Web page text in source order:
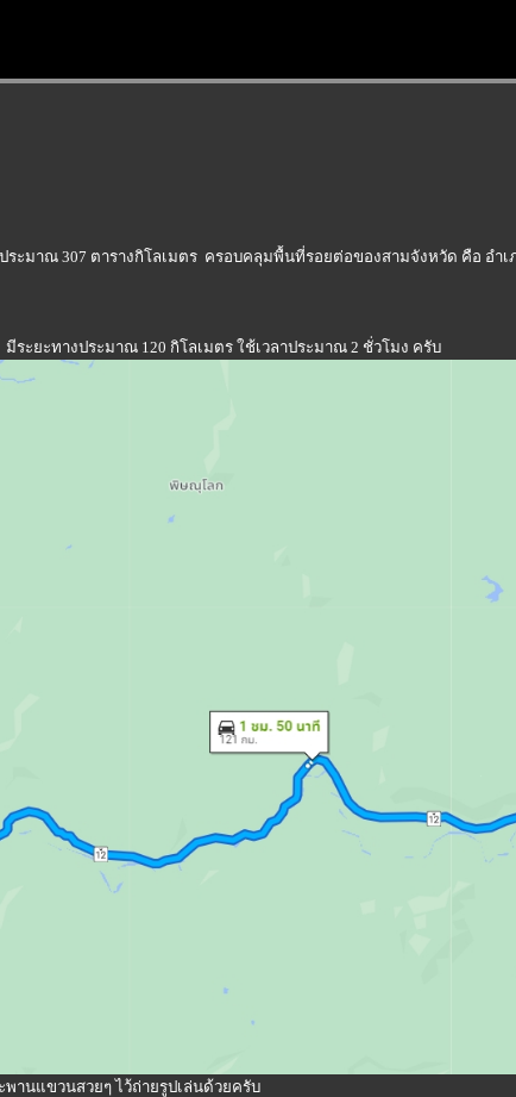
มาณ 307 ตารางกิโลเมตร ครอบคลุมพื้นที่รอยต่อของสามจังหวัด คือ อำ
ะยะทางประมาณ 120 กิโลเมตร ใช้เวลาประมาณ 2 ชั่วโมง ครับ
านแขวนสวยๆ ไว้ถ่ายรูปเล่นด้วยครับ